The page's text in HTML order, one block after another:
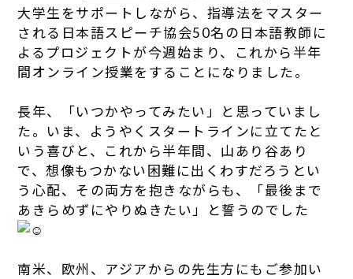
大学生をサポートしながら、指導法をマスター
される日本語スピーチ協会50名の日本語教師に
よるプロジェクトが今週始まり、これから半年
間オンライン授業をすることになりました。
長年、「いつかやってみたい」と思っていまし
た。いま、ようやくスタートラインに立てたと
いう喜びと、これから半年間、山あり谷あり
で、想像もつかない困難に出くわすだろうとい
う心配、その両方を抱きながらも、「最後まで
あきらめずにやりぬきたい」と誓うのでした
南米、欧州、アジアからの先生方にもご参加い